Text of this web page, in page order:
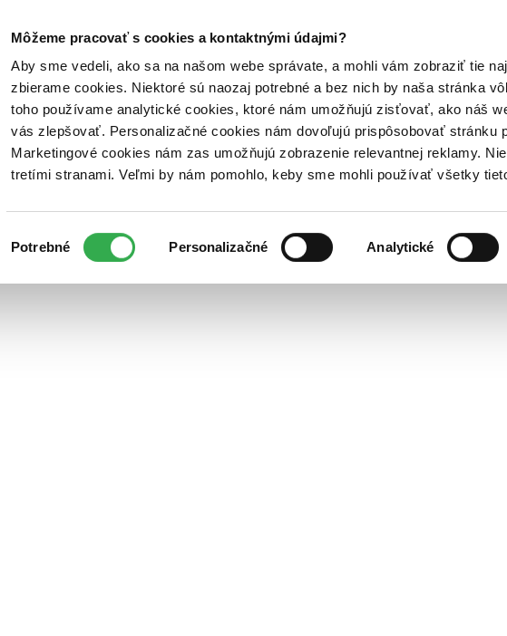
Môžeme pracovať s cookies a kontaktnými údajmi?
Aby sme vedeli, ako sa na našom webe správate, a mohli vám zobraziť tie
zbierame cookies. Niektoré sú naozaj potrebné a bez nich by naša stránka
toho používame analytické cookies, ktoré nám umožňujú zisťovať, ako náš
vás zlepšovať. Personalizačné cookies nám dovoľujú prispôsobovať stránku
Marketingové cookies nám zas umožňujú zobrazenie relevantnej reklamy.
tretími stranami. Veľmi by nám pomohlo, keby sme mohli používať všetky
súhlasu
Potrebné Personalizačné Analytické
Poukážky Kontakt